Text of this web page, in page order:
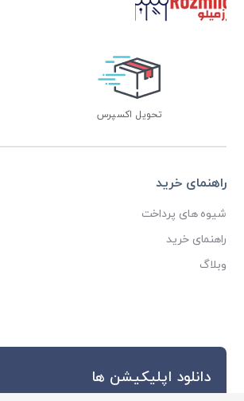
تحویل اکسپرس
راهنمای خرید
شیوه های پرداخت
راهنمای خرید
وبلاگ
دانلود اپلیکیشن ها